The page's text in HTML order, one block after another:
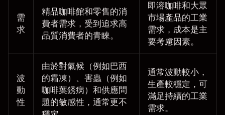
需
求
精品咖啡館和零售的消
費者需求，受到追求高
品質消費者的青睞。
即溶咖啡和大眾
市場產品的工業
需求，成本是主
要考慮因素。
波
動
性
由於對氣候（例如巴西
的霜凍）、害蟲（例如
咖啡葉銹病）和供應問
題的敏感性，通常更不
通常波動較小，
生產較穩定，可
滿足持續的工業
需求。